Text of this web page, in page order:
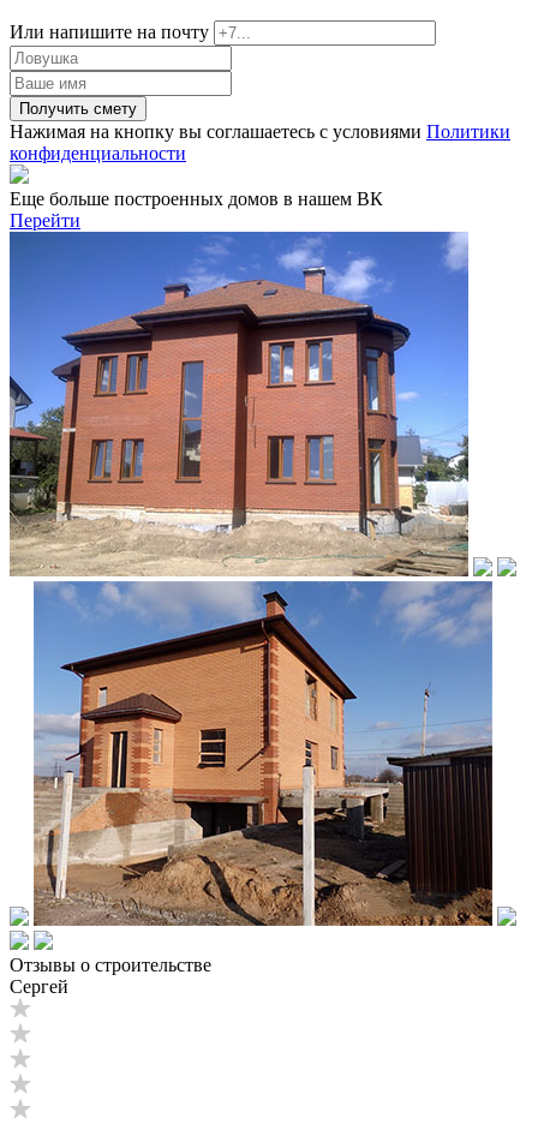
Или напишите на почту
Получить смету
Нажимая на кнопку вы соглашаетесь с условиями Политики
конфиденциальности
Еще больше построенных домов в нашем ВК
Перейти
Отзывы о строительстве
Сергей